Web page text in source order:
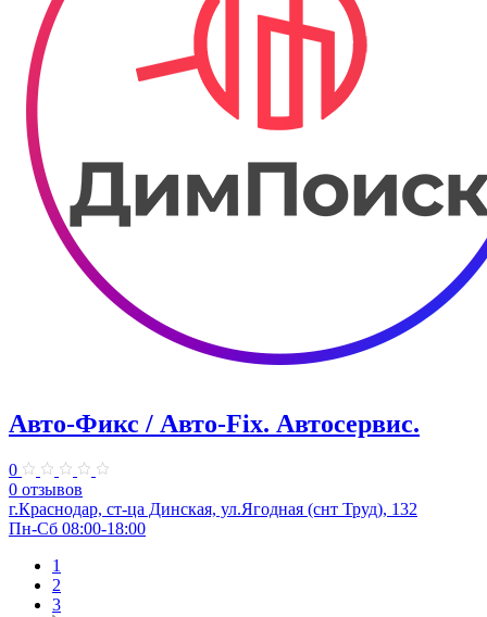
Авто-Фикс / Авто-Fix. Автосервис.
0
0 отзывов
г.Краснодар, ст-ца Динская, ул.Ягодная (снт Труд), 132
Пн-Сб 08:00-18:00
1
2
3